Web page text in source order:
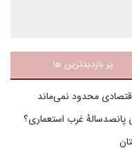
پر بازدیدترین ها
محدود نمی‌ماند
پانصدسالۀ غرب استعماری؟